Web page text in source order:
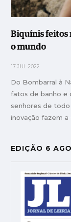
Biquínis feitos
o mundo
17 JUL 2022
Do Bombarral à
fatos de banho e
senhores de todo
inovação fazem a
EDIÇÃO 6